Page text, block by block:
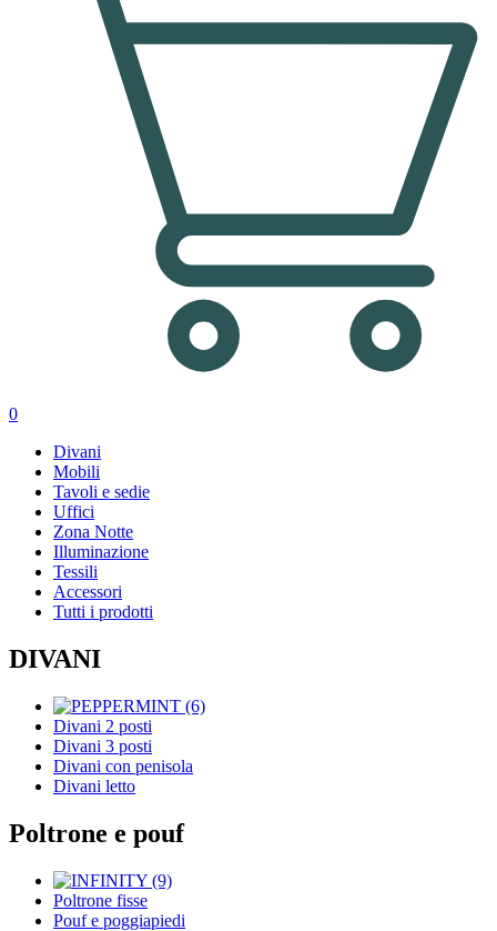
0
Divani
Mobili
Tavoli e sedie
Uffici
Zona Notte
Illuminazione
Tessili
Accessori
Tutti i prodotti
DIVANI
Divani 2 posti
Divani 3 posti
Divani con penisola
Divani letto
Poltrone e pouf
Poltrone fisse
Pouf e poggiapiedi